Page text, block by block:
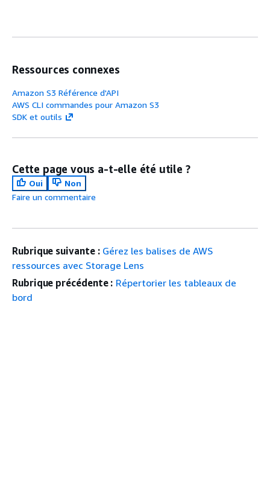
Ressources connexes
Amazon S3 Référence d'API
AWS CLI commandes pour Amazon S3
SDK et outils
Cette page vous a-t-elle été utile ?
Oui
Non
Faire un commentaire
Rubrique suivante : Gérez les balises de AWS
ressources avec Storage Lens
Rubrique précédente : Répertorier les tableaux de
bord